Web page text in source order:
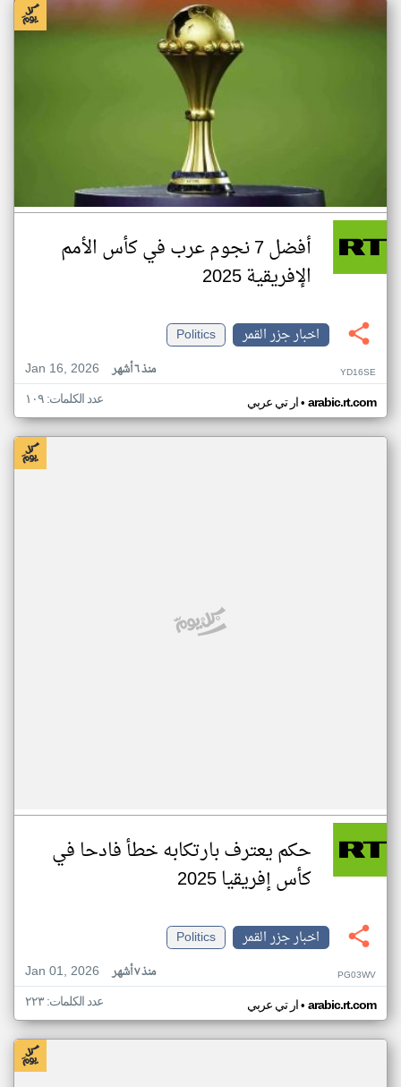
أفضل 7 نجوم عرب في كأس الأمم
الإفريقية 2025
اخبار جزر القمر
Politics
Jan 16, 2026
منذ ٦ أشهر YD16SE
ار تي عربي• arabic.rt.com عدد الكلمات: ١٠٩
حكم يعترف بارتكابه خطأ فادحا في
كأس إفريقيا 2025
اخبار جزر القمر
Politics
Jan 01, 2026
منذ ٧ أشهر PG03WV
ار تي عربي• arabic.rt.com عدد الكلمات: ٢٢٣